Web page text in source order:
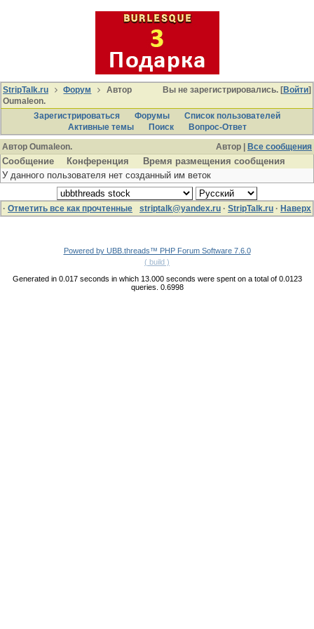
Вы не зарегистрировались. [Войти]
StripTalk.ru Форум
Автор
Oumaleon.
Зарегистрироваться
Форумы
Список пользователей
Активные темы
Поиcк
Вопрос-Ответ
Автор |
Все сообщения
Автор Oumaleon.
Сообщение Конференция
Время размещения сообщения
У данного пользователя нет созданный им веток
· Отметить все как прочтенные striptalk@yandex.ru · StripTalk.ru · Наверх
Powered by UBB.threads™ PHP Forum Software 7.6.0
( build )
Generated in 0.017 seconds in which 13.000 seconds were spent on a total of 0.0123
queries. 0.6998